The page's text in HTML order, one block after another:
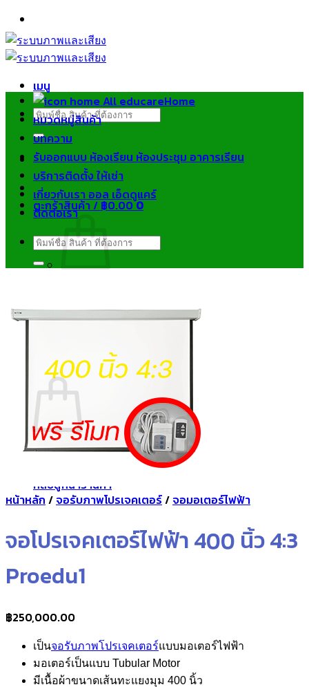
ข้าม
ไป
ยัง
เมนู
ค้นหา:
ตะกร้าสินค้า /฿0.000
กลับสู่หน้าร้านค้า
ตะกร้าสินค้า
ไม่มีสินค้าในตะกร้า
กลับสู่หน้าร้านค้า
Home
หมวดหมู่สินค้า
บทความ
รับออกแบบ ห้องเรียน ห้องประชุม อาคารเรียน
บริการติดตั้ง ให้เช่า
เกี่ยวกับเรา ออล เอ็ดดูแคร์
ติดต่อเรา
ค้นหา:
หน้าหลัก / จอรับภาพโปรเจคเตอร์/ จอมอเตอร์ไฟฟ้า
จอโปรเจคเตอร์ไฟฟ้า 400 นิ้ว 4:3
Proedu1
฿250,000.00
เป็นจอรับภาพโปรเจคเตอร์แบบมอเตอร์ไฟฟ้า
มอเตอร์เป็นแบบ Tubular Motor
มีเนื้อผ้าขนาดเส้นทะแยงมุม 400 นิ้ว